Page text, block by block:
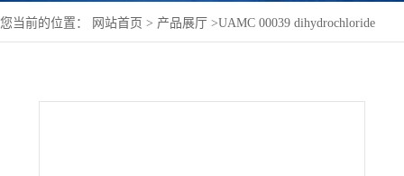
您当前的位置： 网站首页 > 产品展厅 >UAMC 00039 dihydrochloride